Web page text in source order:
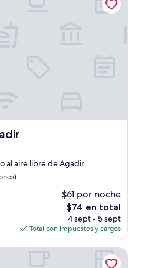
al aire libre de Agadir
$61 por noche
El
precio
actual
es
de
$74 en total
4 sept - 5 sept
Total con impuestos y cargos